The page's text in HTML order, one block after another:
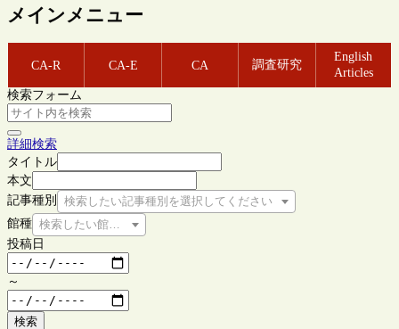
メインメニュー
CA-R CA-E CA 調査研究
English
Articles
検索フォーム
詳細検索
タイトル
本文
記事種別
検索したい記事種別を選択してください
館種 検索したい館種を選択してください
投稿日
～
検索